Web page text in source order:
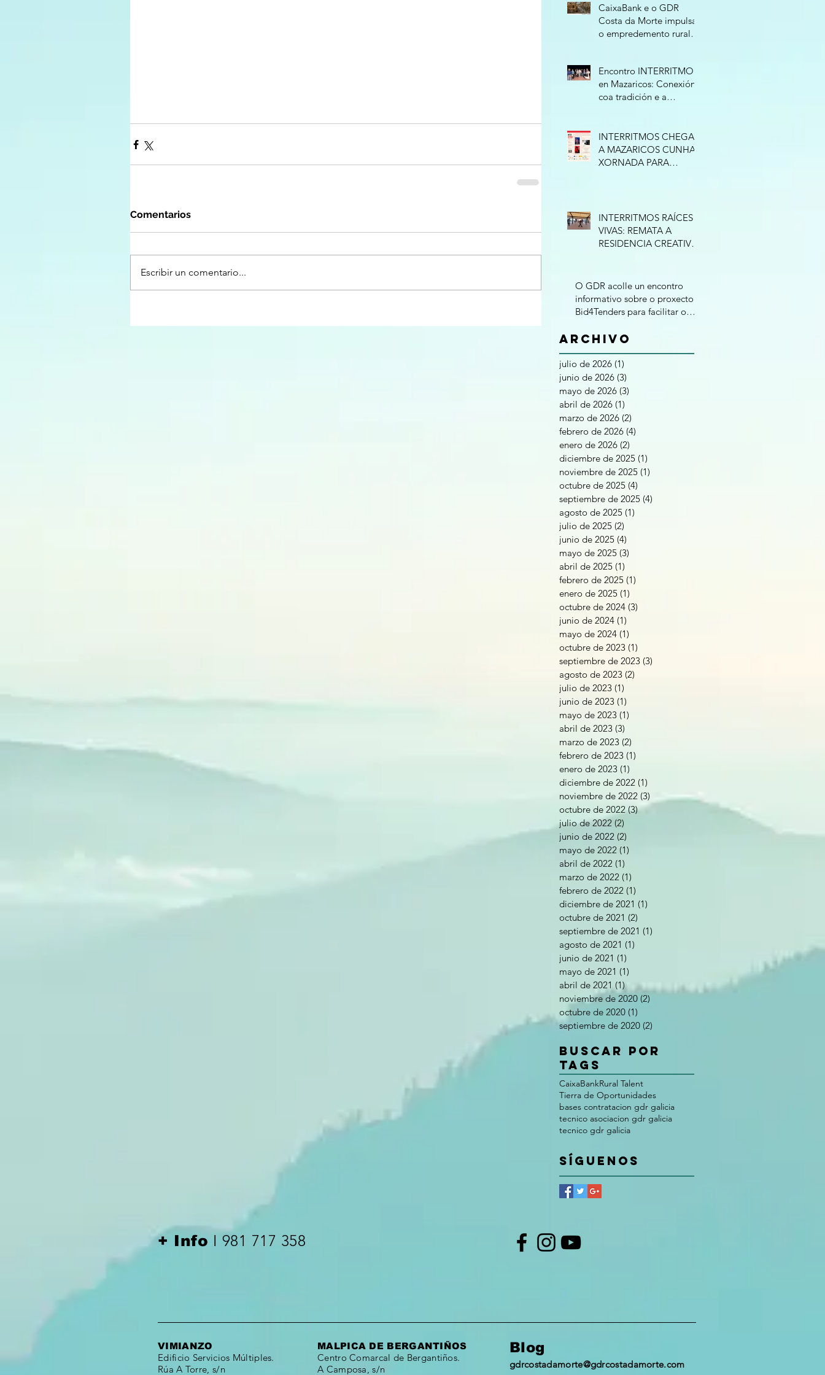
Comentarios
Escribir un comentario...
CaixaBank e o GDR
Costa da Morte impulsan
o empredemento rural
Oportunidades”
Encontro INTERRITMOS
en Mazaricos: Conexión
coa tradición e a
INTERRITMOS CHEGA
A MAZARICOS CUNHA
XORNADA PARA
INTERRITMOS RAÍCES
VIVAS: REMATA A
RESIDENCIA CREATIVA
O GDR acolle un encontro
informativo sobre o proxecto
Bid4Tenders para facilitar o
contratación pública
Archivo
julio de 2026 (1)
junio de 2026 (3)
mayo de 2026 (3)
abril de 2026 (1)
marzo de 2026 (2)
febrero de 2026 (4)
enero de 2026 (2)
diciembre de 2025 (1)
noviembre de 2025 (1)
octubre de 2025 (4)
septiembre de 2025 (4)
agosto de 2025 (1)
julio de 2025 (2)
junio de 2025 (4)
mayo de 2025 (3)
abril de 2025 (1)
febrero de 2025 (1)
enero de 2025 (1)
octubre de 2024 (3)
junio de 2024 (1)
mayo de 2024 (1)
octubre de 2023 (1)
septiembre de 2023 (3)
agosto de 2023 (2)
julio de 2023 (1)
junio de 2023 (1)
mayo de 2023 (1)
abril de 2023 (3)
marzo de 2023 (2)
febrero de 2023 (1)
enero de 2023 (1)
diciembre de 2022 (1)
noviembre de 2022 (3) 3 entradas
octubre de 2022 (3)3 entradas
julio de 2022 (2)
junio de 2022 (2)
mayo de 2022 (1)
abril de 2022 (1)
marzo de 2022 (1)
febrero de 2022 (1)
diciembre de 2021 (1)
octubre de 2021 (2)
septiembre de 2021 (1)
agosto de 2021 (1)
junio de 2021 (1)
mayo de 2021 (1)
abril de 2021 (1)1 entrada
noviembre de 2020 (2)
octubre de 2020 (1)
septiembre de 2020 (2)
Buscar por
tags
CaixaBankRural Talent
Tierra de Oportunidades
bases contratacion gdr galicia
tecnico asociacion gdr galicia
tecnico gdr galicia
Síguenos
+ Info I 981 717 358
VIMIANZO
Edificio Servicios Múltiples.
Rúa A Torre, s/n
MALPICA DE BERGANTIÑOS
Centro Comarcal de Bergantiños.
A Camposa, s/n
Blog
gdrcostadamorte@gdrcostadamorte.com